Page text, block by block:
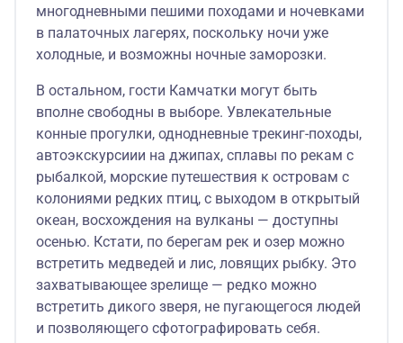
многодневными пешими походами и ночевками
в палаточных лагерях, поскольку ночи уже
холодные, и возможны ночные заморозки.
В остальном, гости Камчатки могут быть
вполне свободны в выборе. Увлекательные
конные прогулки, однодневные трекинг-походы,
автоэкскурсиии на джипах, сплавы по рекам с
рыбалкой, морские путешествия к островам с
колониями редких птиц, с выходом в открытый
океан, восхождения на вулканы — доступны
осенью. Кстати, по берегам рек и озер можно
встретить медведей и лис, ловящих рыбку. Это
захватывающее зрелище — редко можно
встретить дикого зверя, не пугающегося людей
и позволяющего сфотографировать себя.